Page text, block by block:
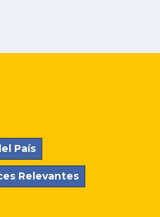
País
Relevantes